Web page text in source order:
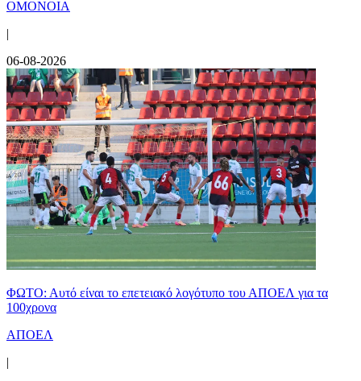
ΟΜΟΝΟΙΑ
|
06-08-2026
ΦΩΤΟ: Αυτό είναι το επετειακό λογότυπο του ΑΠΟΕΛ για τα
100χρονα
ΑΠΟΕΛ
|